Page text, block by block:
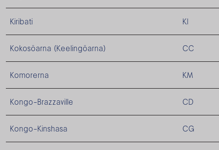
Kiribati KI
Kokosöarna (Keelingöarna) CC
Komorerna KM
Kongo-Brazzaville CD
Kongo-Kinshasa CG